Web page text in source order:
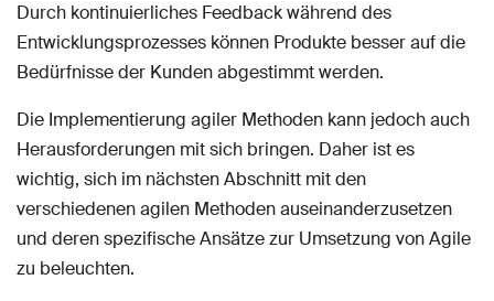
Durch kontinuierliches Feedback während des
Entwicklungsprozesses können Produkte besser auf die
Bedürfnisse der Kunden abgestimmt werden.
Die Implementierung agiler Methoden kann jedoch auch
Herausforderungen mit sich bringen. Daher ist es
wichtig, sich im nächsten Abschnitt mit den
verschiedenen agilen Methoden auseinanderzusetzen
und deren spezifische Ansätze zur Umsetzung von Agile
zu beleuchten.